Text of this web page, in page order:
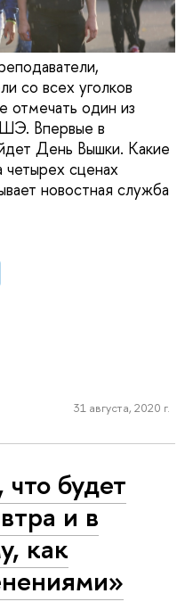
со всех уголков
отмечать один из
Впервые в
День Вышки. Какие
четырех сценах
новостная служба
31 августа, 2020 г.
будет
и в
как